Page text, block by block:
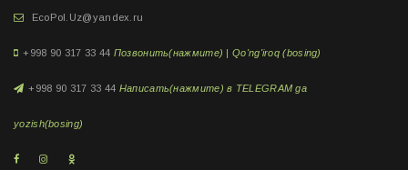
EcoPol.Uz@yandex.ru
+998 90 317 33 44 Позвонить(нажмите) | Qo'ng'iroq (bosing)
+998 90 317 33 44 Написать(нажмите) в TELEGRAM ga
yozish(bosing)